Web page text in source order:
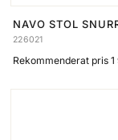
NAVO STOL
226021
Rekommenderat pris 1